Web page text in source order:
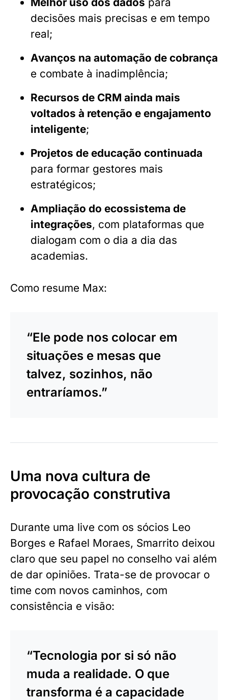
decisões mais precisas e em tempo
real;
Avanços na automação de cobrança
e combate à inadimplência;
Recursos de CRM ainda mais
voltados à retenção e engajamento
inteligente;
Projetos de educação continuada
para formar gestores mais
estratégicos;
Ampliação do ecossistema de
integrações, com plataformas que
dialogam com o dia a dia das
academias.
Como resume Max:
“Ele pode nos colocar em
situações e mesas que
talvez, sozinhos, não
entraríamos.”
Uma nova cultura de
provocação construtiva
Durante uma live com os sócios Leo
Borges e Rafael Moraes, Smarrito deixou
claro que seu papel no conselho vai além
de dar opiniões. Trata-se de provocar o
time com novos caminhos, com
consistência e visão:
“Tecnologia por si só não
muda a realidade. O que
transforma é a capacidade